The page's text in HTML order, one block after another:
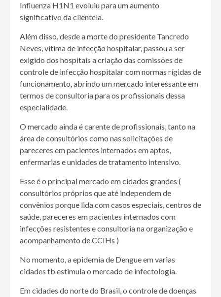
Influenza H1N1 evoluiu para um aumento
significativo da clientela.
Além disso, desde a morte do presidente Tancredo
Neves, vitima de infecção hospitalar, passou a ser
exigido dos hospitais a criação das comissões de
controle de infecção hospitalar com normas rígidas de
funcionamento, abrindo um mercado interessante em
termos de consultoria para os profissionais dessa
especialidade.
O mercado ainda é carente de profissionais, tanto na
área de consultórios como nas solicitações de
pareceres em pacientes internados em aptos,
enfermarias e unidades de tratamento intensivo.
Esse é o principal mercado em cidades grandes (
consultórios próprios que até independem de
convênios porque lida com casos especiais, centros de
saúde, pareceres em pacientes internados com
infecções resistentes e consultoria na organização e
acompanhamento de CCIHs )
No momento, a epidemia de Dengue em varias
cidades tb estimula o mercado de infectologia.
Em cidades do norte do Brasil, o controle de doenças